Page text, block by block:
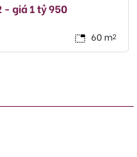
m2 - giá 1 tỷ 950
60 m2